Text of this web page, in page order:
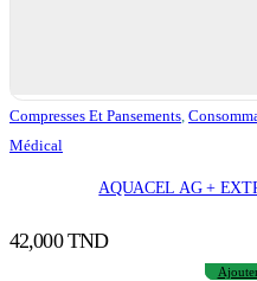
Compresses Et Pansements
Médical
AQUACEL AG +
42,000TND